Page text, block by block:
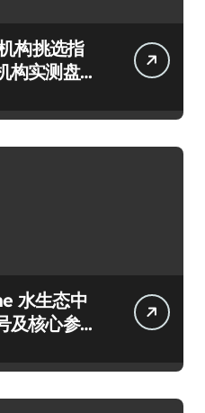
构挑选指
构实测盘
水生态中
及核心参